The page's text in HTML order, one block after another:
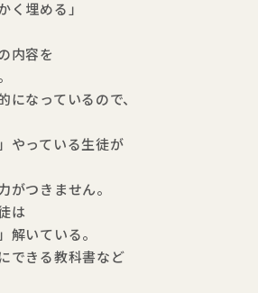
く埋める」
内容を
になっているので、
やっている生徒が
がつきません。
は
解いている。
できる教科書など